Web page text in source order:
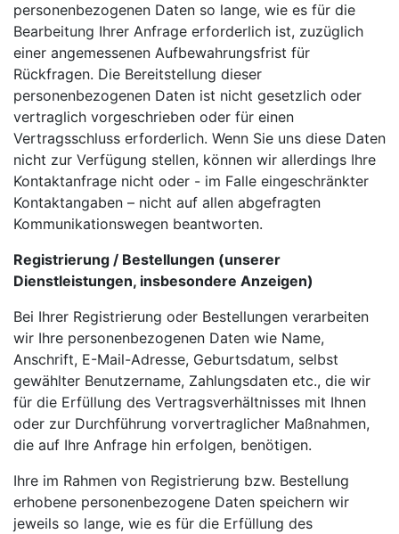
personenbezogenen Daten so lange, wie es für die
Bearbeitung Ihrer Anfrage erforderlich ist, zuzüglich
einer angemessenen Aufbewahrungsfrist für
Rückfragen. Die Bereitstellung dieser
personenbezogenen Daten ist nicht gesetzlich oder
vertraglich vorgeschrieben oder für einen
Vertragsschluss erforderlich. Wenn Sie uns diese Daten
nicht zur Verfügung stellen, können wir allerdings Ihre
Kontaktanfrage nicht oder - im Falle eingeschränkter
Kontaktangaben – nicht auf allen abgefragten
Kommunikationswegen beantworten.
Registrierung / Bestellungen (unserer
Dienstleistungen, insbesondere Anzeigen)
Bei Ihrer Registrierung oder Bestellungen verarbeiten
wir Ihre personenbezogenen Daten wie Name,
Anschrift, E-Mail-Adresse, Geburtsdatum, selbst
gewählter Benutzername, Zahlungsdaten etc., die wir
für die Erfüllung des Vertragsverhältnisses mit Ihnen
oder zur Durchführung vorvertraglicher Maßnahmen,
die auf Ihre Anfrage hin erfolgen, benötigen.
Ihre im Rahmen von Registrierung bzw. Bestellung
erhobene personenbezogene Daten speichern wir
jeweils so lange, wie es für die Erfüllung des